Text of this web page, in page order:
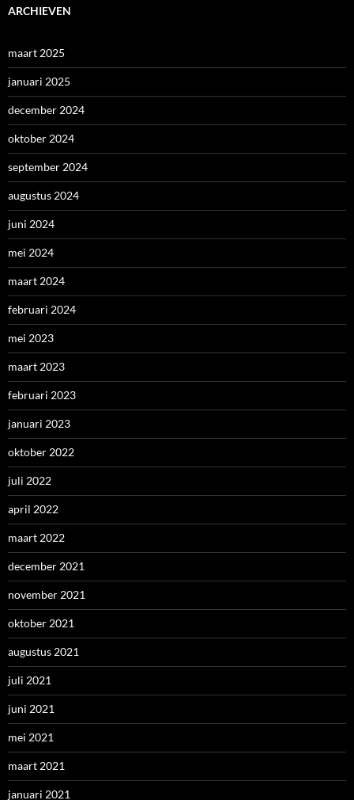
ARCHIEVEN
maart 2025
januari 2025
december 2024
oktober 2024
september 2024
augustus 2024
juni 2024
mei 2024
maart 2024
februari 2024
mei 2023
maart 2023
februari 2023
januari 2023
oktober 2022
juli 2022
april 2022
maart 2022
december 2021
november 2021
oktober 2021
augustus 2021
juli 2021
juni 2021
mei 2021
maart 2021
januari 2021